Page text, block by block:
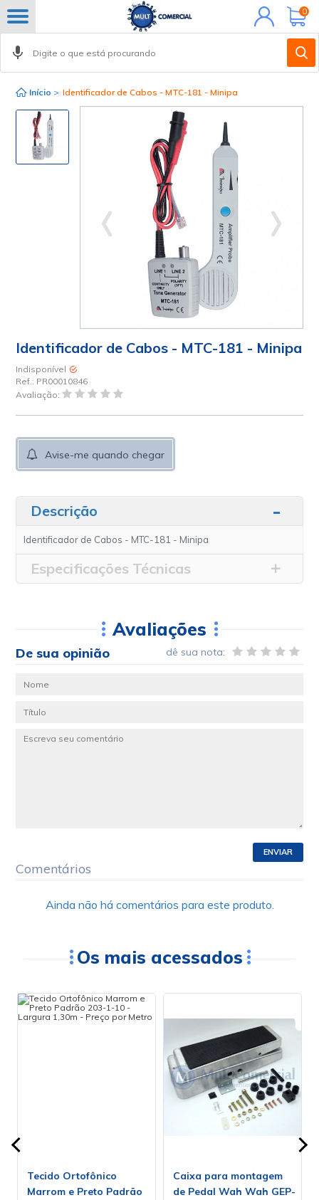
Minha
conta
0
Início > Identificador de Cabos - MTC-181 - Minipa
Identificador de Cabos - MTC-181 - Minipa
Indisponível
Ref.: PR00010846
Avaliação:
Avise-me quando chegar
Descrição
Identificador de Cabos - MTC-181 - Minipa
Especificações Técnicas
Avaliações
De sua opinião dê sua nota:
ENVIAR
Comentários
Ainda não há comentários para este produto.
Os mais acessados
Tecido Ortofônico
Marrom e Preto Padrão
Caixa para montagem
de Pedal Wah Wah GEP-